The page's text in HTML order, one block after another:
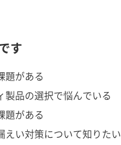
す
題がある
製品の選択で悩んでいる
題がある
えい対策について知りたい